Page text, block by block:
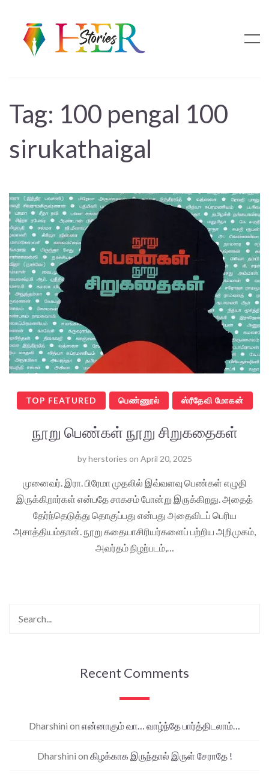
Tag: 100 pengal 100
sirukathaigal
TOP FEATURED பெண்ணூல் ஸ்ரீதேவி மோகன்
நூறு பெண்கள் நூறு சிறுகதைகள்
byherstories on April 20, 2025
முனைவர். இரா. பிரேமா முதலில் இவ்வளவு பெண்கள் எழுதி
இருக்கிறார்கள் என்பதே சாகசம் போன்று இருக்கிறது. அதைத்
தேர்ந்தெடுத்து தொகுப்பது என்பது அதைவிடப் பெரிய
அசாத்தியம்தான். நூறு கதையாசிரியர்களைப் பற்றிய அறிமுகம்,
அவர்தம் நிழற்படம்,…
Recent Comments
Dharshini on என்னாகும் வா… வாழ்ந்தே பார்த்திடலாம்…
Dharshini on கிழக்காக இருந்தால் இருள் சேராதே !